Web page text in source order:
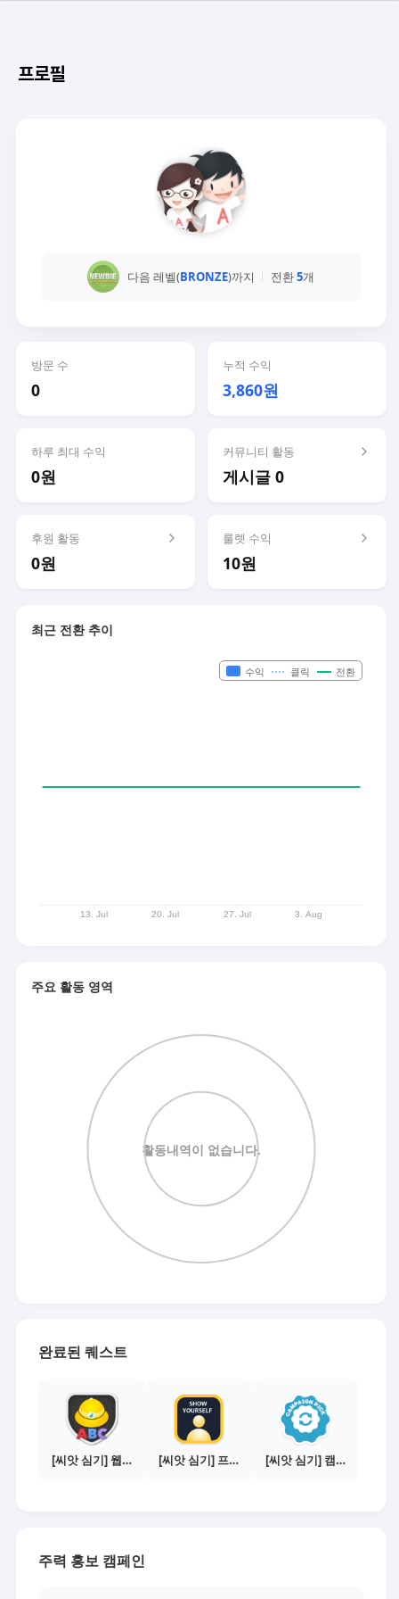
프로필
다음 레벨(BRONZE)까지 전환5개
방문 수
0
누적 수익
3,860원
하루 최대 수익
0원
커뮤니티 활동
게시글 0
후원 활동
0원
룰렛 수익
10원
최근 전환 추이
주요 활동 영역
완료된 퀘스트
[씨앗 심기] 웹툰보기 - 수익내기 편 [씨앗 심기] 프로필 사진 등록하기 [씨앗 심기] 캠페인 선택하기 - PICK 1개
주력 홍보 캠페인